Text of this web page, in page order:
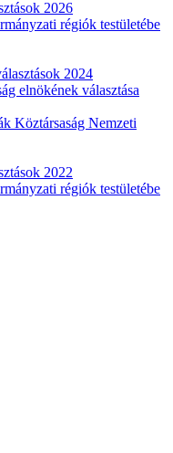
2026
régiók testületébe
2024
elnökének választása
Köztársaság Nemzeti
2022
régiók testületébe